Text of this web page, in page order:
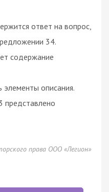
ответ на вопрос,
34.
содержание
описания.
представлено
права ООО «Легион»